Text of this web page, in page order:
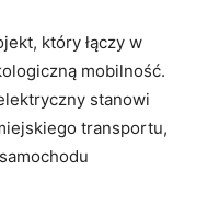
który łączy w
mobilność.
stanowi
transportu,